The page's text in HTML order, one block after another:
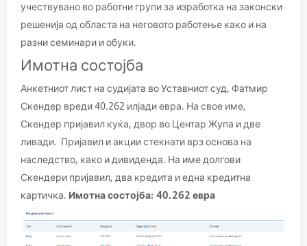
учествувано во работни групи за изработка на законски
решенија од областа на неговото работење како и на
разни семинари и обуки.
Имотна состојба
Анкетниот лист на судијата во Уставниот суд, Фатмир
Скендер вреди 40.262 илјади евра. На свое име,
Скендер пријавил куќа, двор во Центар Жупа и две
ливади. Пријавил и акции стекнати врз основа на
наследство, како и дивиденда. На име долгови
Скендери пријавил, два кредита и една кредитна
картичка. Имотна состојба: 40.262 евра